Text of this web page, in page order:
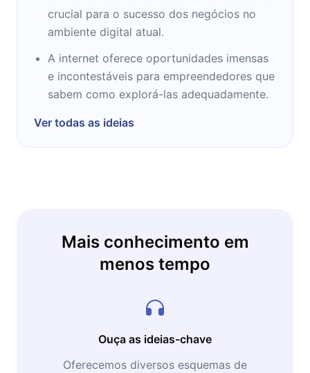
crucial para o sucesso dos negócios no
ambiente digital atual.
A internet oferece oportunidades imensas
e incontestáveis para empreendedores que
sabem como explorá-las adequadamente.
Ver todas as ideias
Mais conhecimento em
menos tempo
Ouça as ideias-chave
Oferecemos diversos esquemas de